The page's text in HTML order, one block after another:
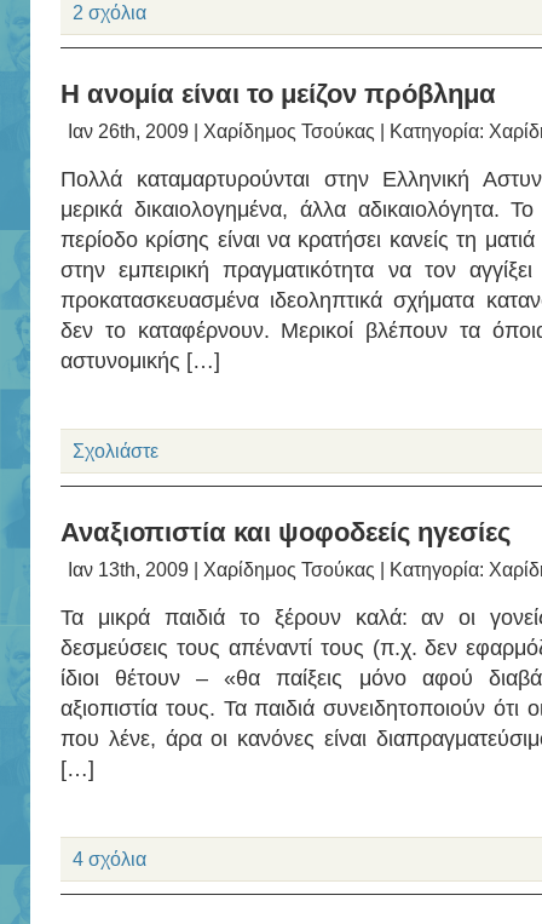
2 σχόλια
Η ανομία είναι το μείζον πρόβλημα
Ιαν 26th, 2009 | Χαρίδημος Τσούκας | Κατηγορία:
Πολλά καταμαρτυρούνται στην Ελληνική
μερικά δικαιολογημένα, άλλα αδικαιολόγητα.
περίοδο κρίσης είναι να κρατήσει κανείς τη
στην εμπειρική πραγματικότητα να τον
προκατασκευασμένα ιδεοληπτικά σχήματα
δεν το καταφέρνουν. Μερικοί βλέπουν τα
αστυνομικής […]
Σχολιάστε
Αναξιοπιστία και ψοφοδεείς ηγεσίες
Ιαν 13th, 2009 | Χαρίδημος Τσούκας | Κατηγορία:
Τα μικρά παιδιά το ξέρουν καλά: αν οι
δεσμεύσεις τους απέναντί τους (π.χ. δεν
ίδιοι θέτουν – «θα παίξεις μόνο αφού
αξιοπιστία τους. Τα παιδιά συνειδητοποιούν ότι
που λένε, άρα οι κανόνες είναι
[…]
4 σχόλια